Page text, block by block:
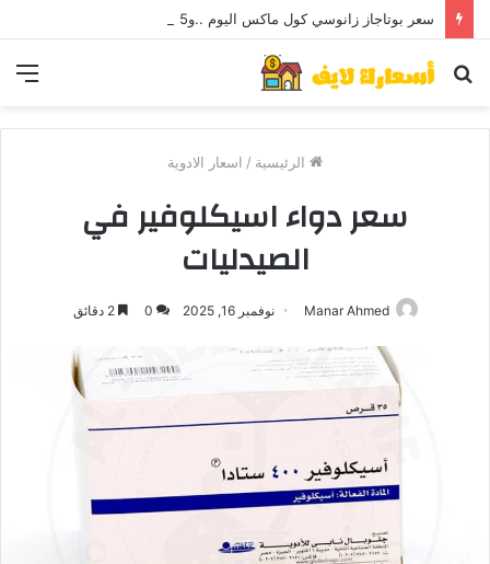
سعر بوتاجاز زانوسي كول ماكس اليوم ..و5 عيوب
بحث
الرئيسية / اسعار الادوية
سعر دواء اسيكلوفير في
الصيدليات
Manar Ahmed نوفمبر 16, 2025 0 2 دقائق